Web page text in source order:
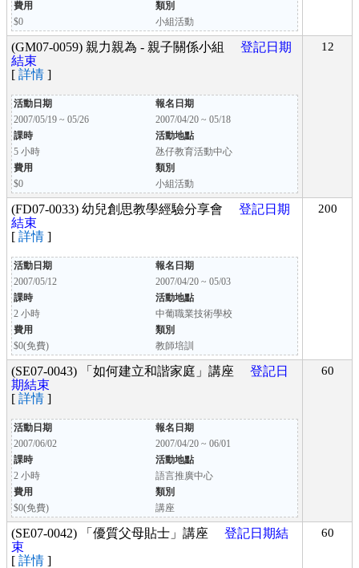
費用
類別
$0
小組活動
(GM07-0059) 親力親為 - 親子關係小組 登記日期
結束
[ 詳情 ]
活動日期
報名日期
2007/05/19 ~ 05/26
2007/04/20 ~ 05/18
課時
活動地點
5 小時
氹仔教育活動中心
費用
類別
$0
小組活動
12
(FD07-0033) 幼兒創思教學經驗分享會 登記日期
結束
[ 詳情 ]
活動日期
報名日期
2007/05/12
2007/04/20 ~ 05/03
課時
活動地點
2 小時
中葡職業技術學校
費用
類別
$0(免費)
教師培訓
200
(SE07-0043) 「如何建立和諧家庭」講座 登記日
期結束
[ 詳情 ]
活動日期
報名日期
2007/06/02
2007/04/20 ~ 06/01
課時
活動地點
2 小時
語言推廣中心
費用
類別
$0(免費)
講座
60
(SE07-0042) 「優質父母貼士」講座 登記日期結
束
[ 詳情 ]
60